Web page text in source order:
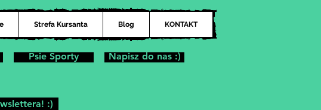
Strefa Kursanta Blog KONTAKT
Psie Sporty Napisz do nas :)
:)